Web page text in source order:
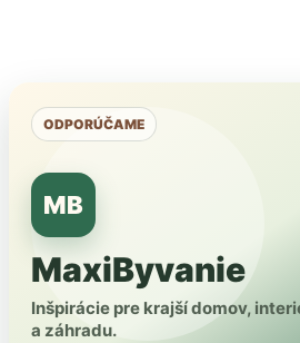
ODPORÚČAME
MB
MaxiByvanie
Inšpirácie pre krajší domov,
a záhradu.